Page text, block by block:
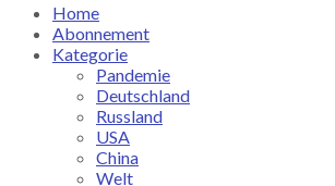
Home
Abonnement
Kategorie
Pandemie
Deutschland
Russland
USA
China
Welt